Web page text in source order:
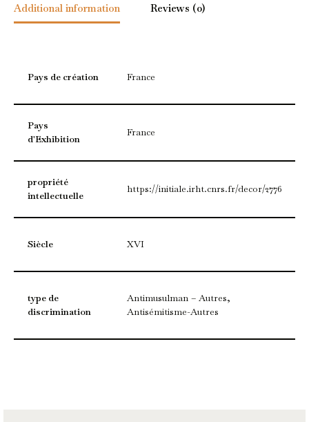
Additional information Reviews (0)
Pays de création France
Pays
d'Exhibition
France
propriété
intellectuelle
https://initiale.irht.cnrs.fr/decor/2776
Siècle XVI
type de
discrimination
Antimusulman – Autres,
Antisémitisme-Autres